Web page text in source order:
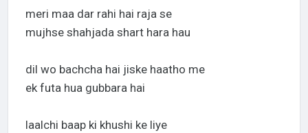
meri maa dar rahi hai raja se
mujhse shahjada shart hara hau
dil wo bachcha hai jiske haatho me
ek futa hua gubbara hai
laalchi baap ki khushi ke liye